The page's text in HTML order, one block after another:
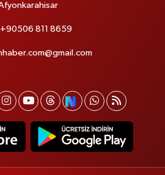
+90506 811 8659